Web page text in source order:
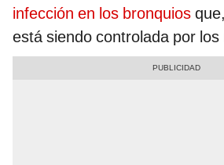
infección en los bronquios
está siendo controlada por los